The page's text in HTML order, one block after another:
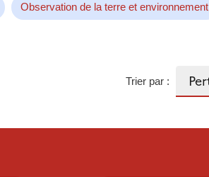
Observation de la terre et environnement
Trier par :